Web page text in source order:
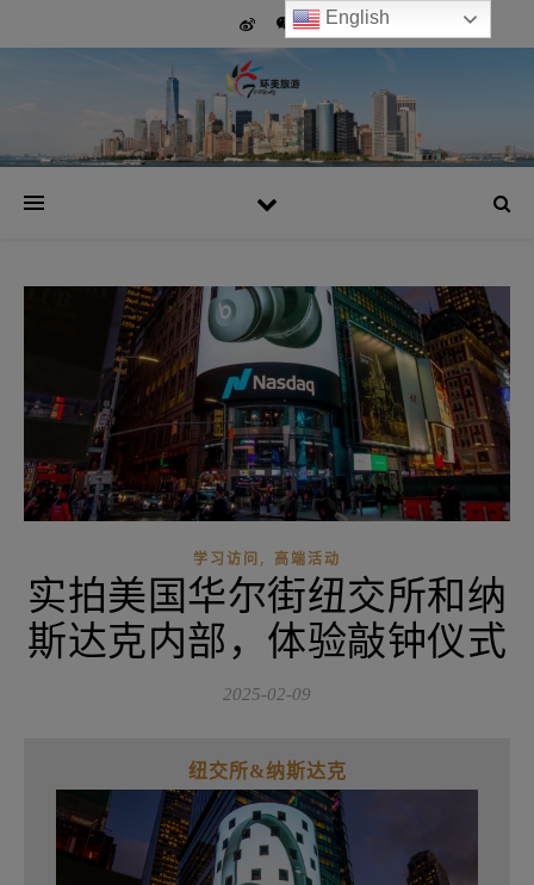
学习访问 , 高端活动
实拍美国华尔街纽交所和纳
斯达克内部，体验敲钟仪式
2025-02-09
纽交所&纳斯达克
English